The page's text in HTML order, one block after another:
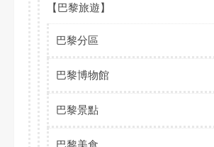
【巴黎旅遊】
巴黎分區
巴黎博物館
巴黎景點